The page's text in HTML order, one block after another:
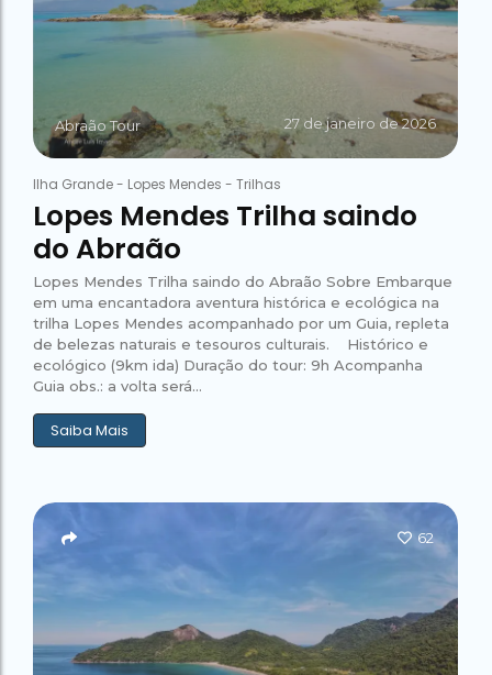
Abraão Tour 27 de janeiro de 2026
Ilha Grande- Lopes Mendes - Trilhas
Lopes Mendes Trilha saindo
do Abraão
Lopes Mendes Trilha saindo do Abraão Sobre Embarque
em uma encantadora aventura histórica e ecológica na
trilha Lopes Mendes acompanhado por um Guia, repleta
de belezas naturais e tesouros culturais. Histórico e
ecológico (9km ida) Duração do tour: 9h Acompanha
Guia obs.: a volta será...
Saiba Mais
62